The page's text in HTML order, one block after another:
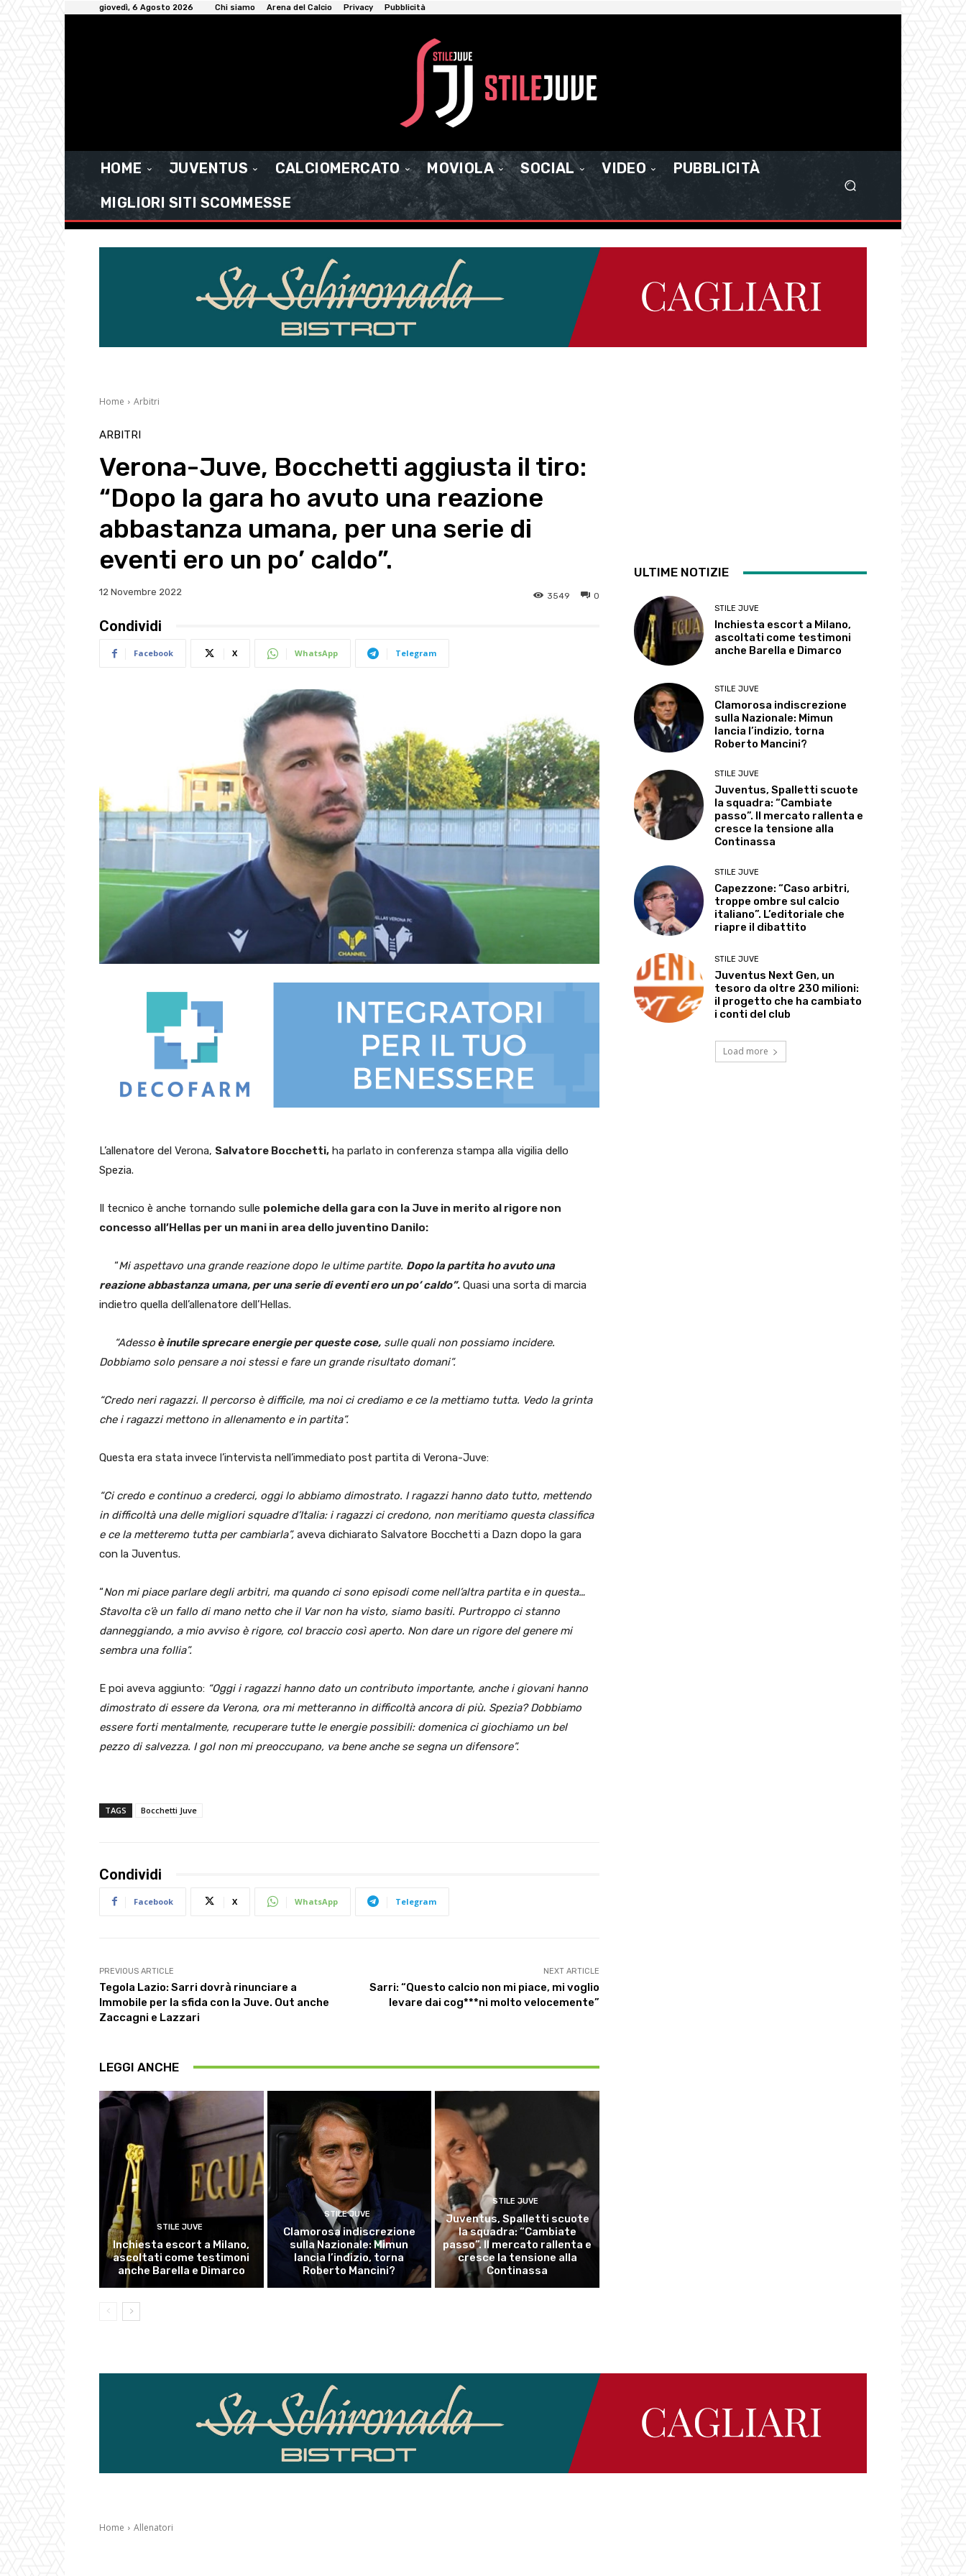
giovedì, 6 Agosto 2026 Chi siamo Arena del Calcio Privacy Pubblicità
HOME JUVENTUS CALCIOMERCATO MOVIOLA SOCIAL VIDEO
PUBBLICITÀ
MIGLIORI SITI SCOMMESSE
Home Arbitri
ARBITRI
Verona-Juve, Bocchetti aggiusta il tiro:
“Dopo la gara ho avuto una reazione
abbastanza umana, per una serie di
eventi ero un po’ caldo”.
12 Novembre 2022 0
3549
Condividi
Facebook X WhatsApp Telegram
L’allenatore del Verona, Salvatore Bocchetti, ha parlato in conferenza stampa alla vigilia dello
Spezia.
Il tecnico è anche tornando sulle polemiche della gara con la Juve in merito al rigore non
concesso all’Hellas per un mani in area dello juventino Danilo:
“Mi aspettavo una grande reazione dopo le ultime partite. Dopo la partita ho avuto una
reazione abbastanza umana, per una serie di eventi ero un po’ caldo”. Quasi una sorta di marcia
indietro quella dell’allenatore dell’Hellas.
“Adesso è inutile sprecare energie per queste cose, sulle quali non possiamo incidere.
Dobbiamo solo pensare a noi stessi e fare un grande risultato domani”.
“Credo neri ragazzi. Il percorso è difficile, ma noi ci crediamo e ce la mettiamo tutta. Vedo la grinta
che i ragazzi mettono in allenamento e in partita”.
Questa era stata invece l’intervista nell’immediato post partita di Verona-Juve:
“Ci credo e continuo a crederci, oggi lo abbiamo dimostrato. I ragazzi hanno dato tutto, mettendo
in difficoltà una delle migliori squadre d’Italia: i ragazzi ci credono, non meritiamo questa classifica
e ce la metteremo tutta per cambiarla”, aveva dichiarato Salvatore Bocchetti a Dazn dopo la gara
con la Juventus.
“Non mi piace parlare degli arbitri, ma quando ci sono episodi come nell’altra partita e in questa…
Stavolta c’è un fallo di mano netto che il Var non ha visto, siamo basiti. Purtroppo ci stanno
danneggiando, a mio avviso è rigore, col braccio così aperto. Non dare un rigore del genere mi
sembra una follia”.
E poi aveva aggiunto: “Oggi i ragazzi hanno dato un contributo importante, anche i giovani hanno
dimostrato di essere da Verona, ora mi metteranno in difficoltà ancora di più. Spezia? Dobbiamo
essere forti mentalmente, recuperare tutte le energie possibili: domenica ci giochiamo un bel
pezzo di salvezza. I gol non mi preoccupano, va bene anche se segna un difensore”.
TAGS Bocchetti Juve
Condividi
Facebook X WhatsApp Telegram
PREVIOUS ARTICLE
Tegola Lazio: Sarri dovrà rinunciare a
Immobile per la sfida con la Juve. Out anche
Zaccagni e Lazzari
NEXT ARTICLE
Sarri: “Questo calcio non mi piace, mi voglio
levare dai cog***ni molto velocemente”
LEGGI ANCHE
STILE JUVE
Inchiesta escort a Milano,
ascoltati come testimoni
anche Barella e Dimarco
STILE JUVE
Clamorosa indiscrezione
sulla Nazionale: Mimun
lancia l’indizio, torna
Roberto Mancini?
STILE JUVE
Juventus, Spalletti scuote
la squadra: “Cambiate
passo”. Il mercato rallenta e
cresce la tensione alla
Continassa
ULTIME NOTIZIE
STILE JUVE
Inchiesta escort a Milano,
ascoltati come testimoni
anche Barella e Dimarco
STILE JUVE
Clamorosa indiscrezione
sulla Nazionale: Mimun
lancia l’indizio, torna
Roberto Mancini?
STILE JUVE
Juventus, Spalletti scuote
la squadra: “Cambiate
passo”. Il mercato rallenta e
cresce la tensione alla
Continassa
STILE JUVE
Capezzone: “Caso arbitri,
troppe ombre sul calcio
italiano”. L’editoriale che
riapre il dibattito
STILE JUVE
Juventus Next Gen, un
tesoro da oltre 230 milioni:
il progetto che ha cambiato
i conti del club
Load more